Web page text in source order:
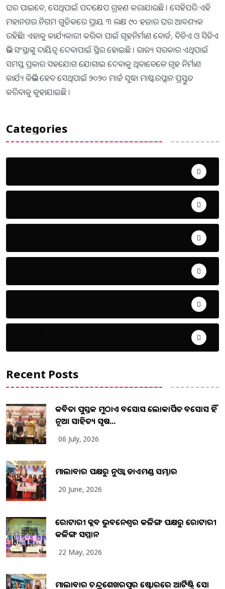
ଘର ପାଇବେ, ସେଥିପାଇଁ ପଦକ୍ଷେପ ଗ୍ରହଣ କରାଯାଉଛି । ସେହିପରି ଏହି
ମହାନଗର ନିଗମ ଗୁଡିକରେ ପ୍ରାୟ ୩ ଲକ୍ଷ ୯୦ ହଜାର ଘର ଆବଶ୍ୟକ
ରହିଛି। ଏହାକୁ କାର୍ଯ୍ୟକାରୀ କରିବା ପାଇଁ ଗୃହନିର୍ମାଣ ବୋର୍ଡ, ବିଡିଏ ଓ ସିଡିଏ
ଭଳି ସଂସ୍ଥାଙ୍କୁ ଦାୟିତ୍ୱ ଦେବାପାଇଁ ସ୍ଥିର ହୋଇଛି । ରାଜ୍ୟ ସରକାର ଏଥିପାଇଁ
ସମସ୍ତ ପ୍ରକାର ସହଯୋଗ ଯୋଗାଇ ଦେବାକୁ ଥିବାବେଳେ ଗୃହ ନିର୍ମାଣ
କାର୍ଯ୍ୟ କିଭଳି ହେବ ସେଥିପାଇଁ ୨୦୨୦ ମାର୍ଚ୍ଚ ସୁଦ୍ଧା ମାଷ୍ଟରପ୍ଲାନ ପ୍ରସ୍ତୁତ
କରିବାକୁ କୁହାଯାଇଛି ।
Categories
Recent Posts
କବିତା ପୁସ୍ତକ ମୁଠାଏ ଅବସୋସ ଲୋକାର୍ପିତ ଅବସୋସ ହିଁ
ନୂଆ ସାହିତ୍ୟ ସୃଷ...
06 July, 2026
ମାଲାବାର ପକ୍ଷରୁ ନୁଓ୍ବା ଡାଏମଣ୍ଡ ସମ୍ଭାର
20 June, 2026
ରୋଟାରୀ କ୍ଲବ ଭୁବନେଶ୍ୱର କଳିଙ୍ଗ ପକ୍ଷରୁ ରୋଟାରୀ
କଳିଙ୍ଗ ସମ୍ମାନ
22 May, 2026
ମାଲାବାର ଚନ୍ଦ୍ରଶେଖରପୁର ଷ୍ଟୋରରେ ଆର୍ଟିଷ୍ଟ୍ରି ସୋ